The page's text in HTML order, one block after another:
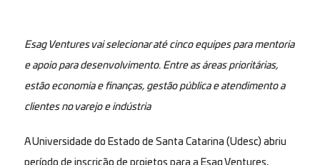
Esag Ventures vai selecionar até cinco equipes para mentoria
e apoio para desenvolvimento. Entre as áreas prioritárias,
estão economia e finanças, gestão pública e atendimento a
clientes no varejo e indústria
A Universidade do Estado de Santa Catarina (Udesc) abriu
período de inscrição de projetos para a Esag Ventures,